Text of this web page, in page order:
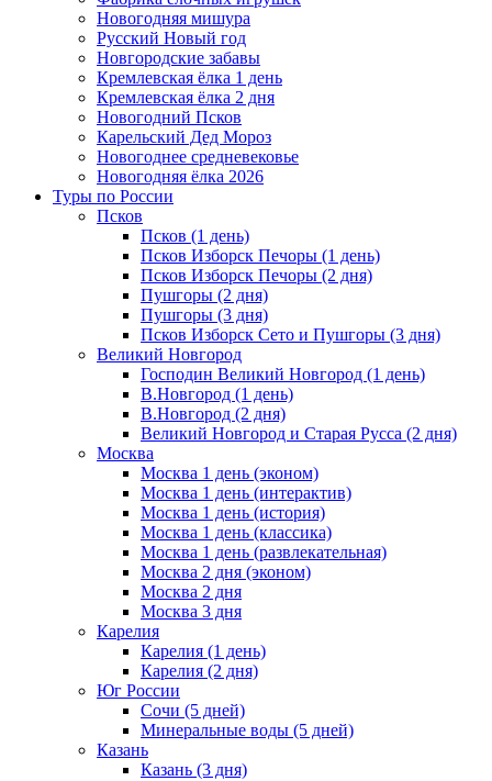
Новогодняя мишура
Русский Новый год
Новгородские забавы
Кремлевская ёлка 1 день
Кремлевская ёлка 2 дня
Новогодний Псков
Карельский Дед Мороз
Новогоднее средневековье
Новогодняя ёлка 2026
Туры по России
Псков
Псков (1 день)
Псков Изборск Печоры (1 день)
Псков Изборск Печоры (2 дня)
Пушгоры (2 дня)
Пушгоры (3 дня)
Псков Изборск Сето и Пушгоры (3 дня)
Великий Новгород
Господин Великий Новгород (1 день)
В.Новгород (1 день)
В.Новгород (2 дня)
Великий Новгород и Старая Русса (2 дня)
Москва
Москва 1 день (эконом)
Москва 1 день (интерактив)
Москва 1 день (история)
Москва 1 день (классика)
Москва 1 день (развлекательная)
Москва 2 дня (эконом)
Москва 2 дня
Москва 3 дня
Карелия
Карелия (1 день)
Карелия (2 дня)
Юг России
Сочи (5 дней)
Минеральные воды (5 дней)
Казань
Казань (3 дня)